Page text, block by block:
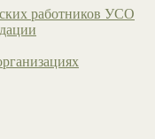
работников УСО